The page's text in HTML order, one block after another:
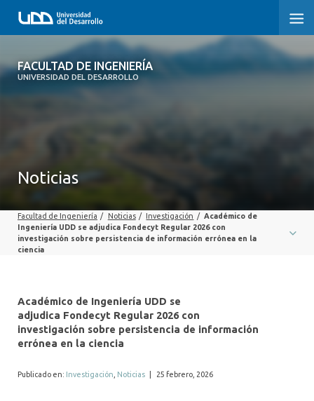
FACULTAD DE INGENIERÍA
UNIVERSIDAD DEL DESARROLLO
FACULTAD DE INGENIERÍA
INNOVACIÓN Y EMPRENDIMIENTO
INVESTIGACIÓN
ALUMNI
MEDIOS
EVENTOS
Noticias
Facultad de Ingeniería / Noticias / Investigación / Académico de
Ingeniería UDD se adjudica Fondecyt Regular 2026 con
investigación sobre persistencia de información errónea en la
ciencia
Académico de Ingeniería UDD se
adjudica Fondecyt Regular 2026 con
investigación sobre persistencia de información
errónea en la ciencia
Publicado en: Investigación Noticias 25 febrero, 2026